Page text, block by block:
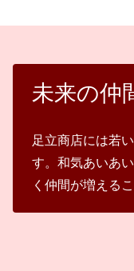
未来の仲
足立商店には若
す。和気あいあ
く仲間が増える